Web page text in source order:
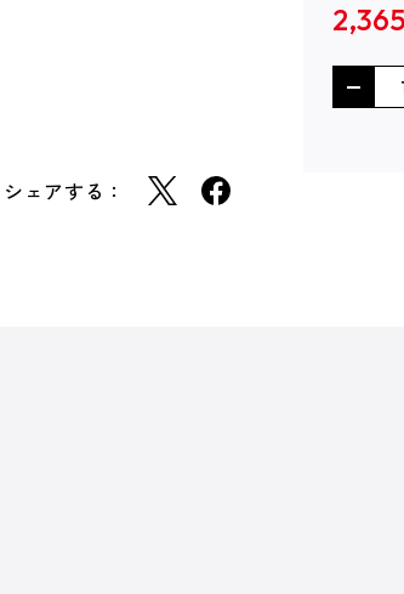
シェアする：
2,365